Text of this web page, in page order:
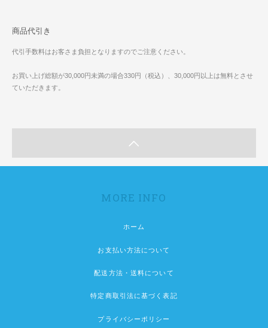
商品代引き
代引手数料はお客さま負担となりますのでご注意ください。
お買い上げ総額が30,000円未満の場合330円（税込）、30,000円以上は無料とさせ
ていただきます。
MORE INFO
ホーム
お支払い方法について
配送方法・送料について
特定商取引法に基づく表記
プライバシーポリシー